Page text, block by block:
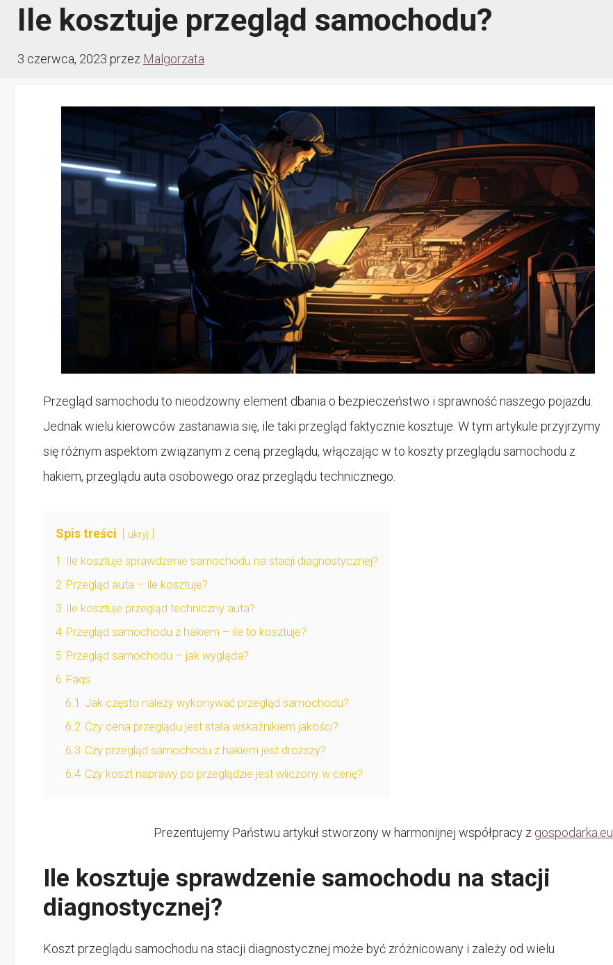
Ile kosztuje przegląd samochodu?
3 czerwca, 2023 przez Malgorzata
Przegląd samochodu to nieodzowny element dbania o bezpieczeństwo i sprawność naszego pojazdu.
Jednak wielu kierowców zastanawia się, ile taki przegląd faktycznie kosztuje. W tym artykule przyjrzymy
się różnym aspektom związanym z ceną przeglądu, włączając w to koszty przeglądu samochodu z
hakiem, przeglądu auta osobowego oraz przeglądu technicznego.
Spis treści ukryj
1
Ile kosztuje sprawdzenie samochodu na stacji diagnostycznej?
2 Przegląd auta – ile kosztuje?
3 Ile kosztuje przegląd techniczny auta?
4 Przegląd samochodu z hakiem – ile to kosztuje?
5 Przegląd samochodu – jak wygląda?
6 Faqs
6.1 Jak często należy wykonywać przegląd samochodu?
6.2 Czy cena przeglądu jest stała wskaźnikiem jakości?
6.3 Czy przegląd samochodu z hakiem jest droższy?
6.4 Czy koszt naprawy po przeglądzie jest wliczony w cenę?
Prezentujemy Państwu artykuł stworzony w harmonijnej współpracy z gospodarka.eu
Ile kosztuje sprawdzenie samochodu na stacji
diagnostycznej?
Koszt przeglądu samochodu na stacji diagnostycznej może być zróżnicowany i zależy od wielu